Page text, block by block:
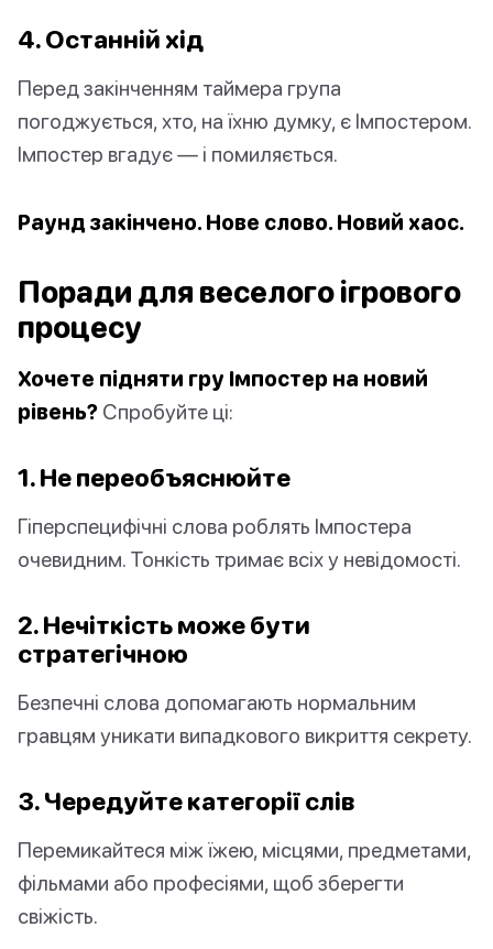
4. Останній хід
Перед закінченням таймера група
погоджується, хто, на їхню думку, є Імпостером.
Імпостер вгадує — і помиляється.
Раунд закінчено. Нове слово. Новий хаос.
Поради для веселого ігрового
процесу
Хочете підняти гру Імпостер на новий
рівень? Спробуйте ці:
1. Не переобъяснюйте
Гіперспецифічні слова роблять Імпостера
очевидним. Тонкість тримає всіх у невідомості.
2. Нечіткість може бути
стратегічною
Безпечні слова допомагають нормальним
гравцям уникати випадкового викриття секрету.
3. Чередуйте категорії слів
Перемикайтеся між їжею, місцями, предметами,
фільмами або професіями, щоб зберегти
свіжість.